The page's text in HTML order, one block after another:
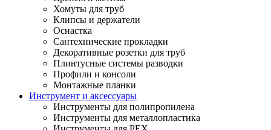
Хомуты для труб
Клипсы и держатели
Оснастка
Сантехнические прокладки
Декоративные розетки для труб
Плинтусные системы разводки
Профили и консоли
Монтажные планки
Инструмент и аксессуары
Инструменты для полипропилена
Инструменты для металлопластика